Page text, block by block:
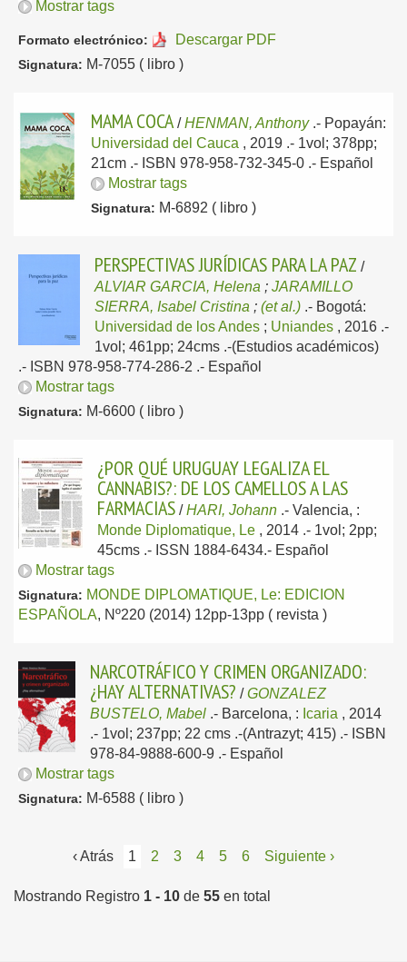
Mostrar tags
Formato electrónico: Descargar PDF
Signatura: M-7055 ( libro )
MAMA COCA /HENMAN, Anthony .- Popayán:
Universidad del Cauca , 2019 .- 1vol; 378pp;
21cm .- ISBN 978-958-732-345-0 .- Español
Mostrar tags
Signatura: M-6892 ( libro )
PERSPECTIVAS JURÍDICAS PARA LA PAZ /
ALVIAR GARCIA, Helena ; JARAMILLO
SIERRA, Isabel Cristina ; (et al.) .- Bogotá:
Universidad de los Andes ; Uniandes , 2016 .-
1vol; 461pp; 24cms .-(Estudios académicos)
.- ISBN 978-958-774-286-2 .- Español
Mostrar tags
Signatura: M-6600 ( libro )
¿POR QUÉ URUGUAY LEGALIZA EL
CANNABIS?: DE LOS CAMELLOS A LAS
FARMACIAS /HARI, Johann .- Valencia, :
Monde Diplomatique, Le , 2014 .- 1vol; 2pp;
45cms .- ISSN 1884-6434.- Español
Mostrar tags
Signatura: MONDE DIPLOMATIQUE, Le: EDICION
ESPAÑOLA, Nº220 (2014) 12pp-13pp ( revista )
NARCOTRÁFICO Y CRIMEN ORGANIZADO:
¿HAY ALTERNATIVAS? /GONZALEZ
BUSTELO, Mabel .- Barcelona, : Icaria , 2014
.- 1vol; 237pp; 22 cms .-(Antrazyt; 415) .- ISBN
978-84-9888-600-9 .- Español
Mostrar tags
Signatura: M-6588 ( libro )
‹ Atrás 1 2 3 4 5 6 Siguiente ›
Mostrando Registro 1 - 10 de 55 en total